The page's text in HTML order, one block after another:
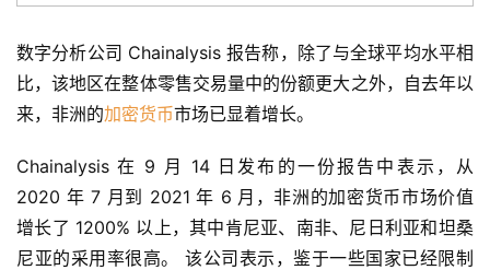
数字分析公司 Chainalysis 报告称，除了与全球平均水平相
比，该地区在整体零售交易量中的份额更大之外，自去年以
来，非洲的加密货币市场已显着增长。
Chainalysis 在 9 月 14 日发布的一份报告中表示，从
2020 年 7 月到 2021 年 6 月，非洲的加密货币市场价值
增长了 1200% 以上，其中肯尼亚、南非、尼日利亚和坦桑
尼亚的采用率很高。 该公司表示，鉴于一些国家已经限制